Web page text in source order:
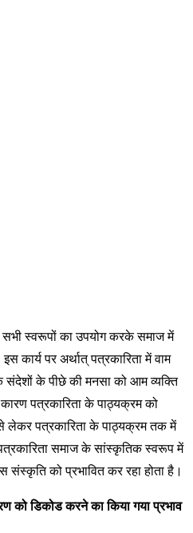
सभी स्वरूपों का उपयोग करके समाज में
कार्य पर अर्थात् पत्रकारिता में वाम
संदेशों के पीछे की मनसा को आम व्यक्ति
पत्रकारिता के पाठ्यक्रम को
से लेकर पत्रकारिता के पाठ्यक्रम तक में
समाज के सांस्कृतिक स्वरूप में
को प्रभावित कर रहा होता है।
को डिकोड करने का किया गया प्रभाव